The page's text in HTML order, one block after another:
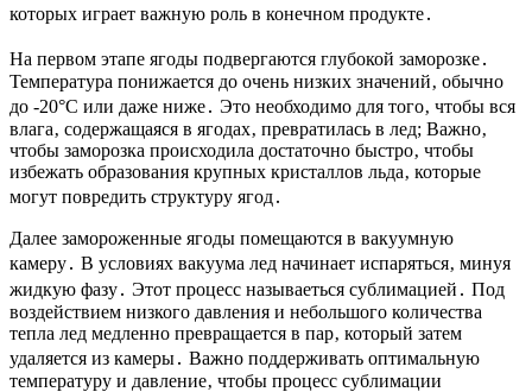
которых играет важную роль в конечном продукте․
На первом этапе ягоды подвергаются глубокой заморозке․
Температура понижается до очень низких значений‚ обычно
до -20°C или даже ниже․ Это необходимо для того‚ чтобы вся
влага‚ содержащаяся в ягодах‚ превратилась в лед; Важно‚
чтобы заморозка происходила достаточно быстро‚ чтобы
избежать образования крупных кристаллов льда‚ которые
могут повредить структуру ягод․
Далее замороженные ягоды помещаются в вакуумную
камеру․ В условиях вакуума лед начинает испаряться‚ минуя
жидкую фазу․ Этот процесс называеться сублимацией․ Под
воздействием низкого давления и небольшого количества
тепла лед медленно превращается в пар‚ который затем
удаляется из камеры․ Важно поддерживать оптимальную
температуру и давление‚ чтобы процесс сублимации